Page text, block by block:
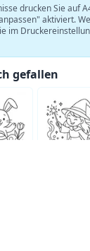
drucken Sie auf
aktiviert.
im
gefallen